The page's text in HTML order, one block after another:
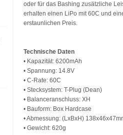
oder für das Bashing zusätzliche
erhalten einen LiPo mit 60C und
erstaunlichen Preis.
Technische Daten
• Kapazität: 6200mAh
• Spannung: 14.8V
• C-Rate: 60C
• Stecksystem: T-Plug (Dean)
• Balanceranschluss: XH
• Bauform: Box Hardcase
• Abmessung: (LxBxH)
• Gewicht: 620g